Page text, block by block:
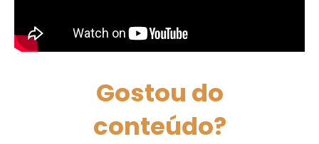
Gostou do
conteúdo?